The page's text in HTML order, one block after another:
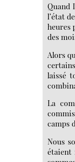
Quand
l’état
heures
des
Alors
laissé
La
camps
Nous
étaient